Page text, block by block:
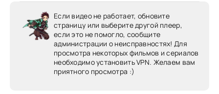
Если видео не работает, обновите
страницу или выберите другой плеер,
если это не помогло, сообщите
администрации о неисправностях! Для
просмотра некоторых фильмов и сериалов
необходимо установить VPN. Желаем вам
приятного просмотра :)